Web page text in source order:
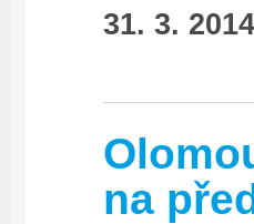
31. 3. 2014
na